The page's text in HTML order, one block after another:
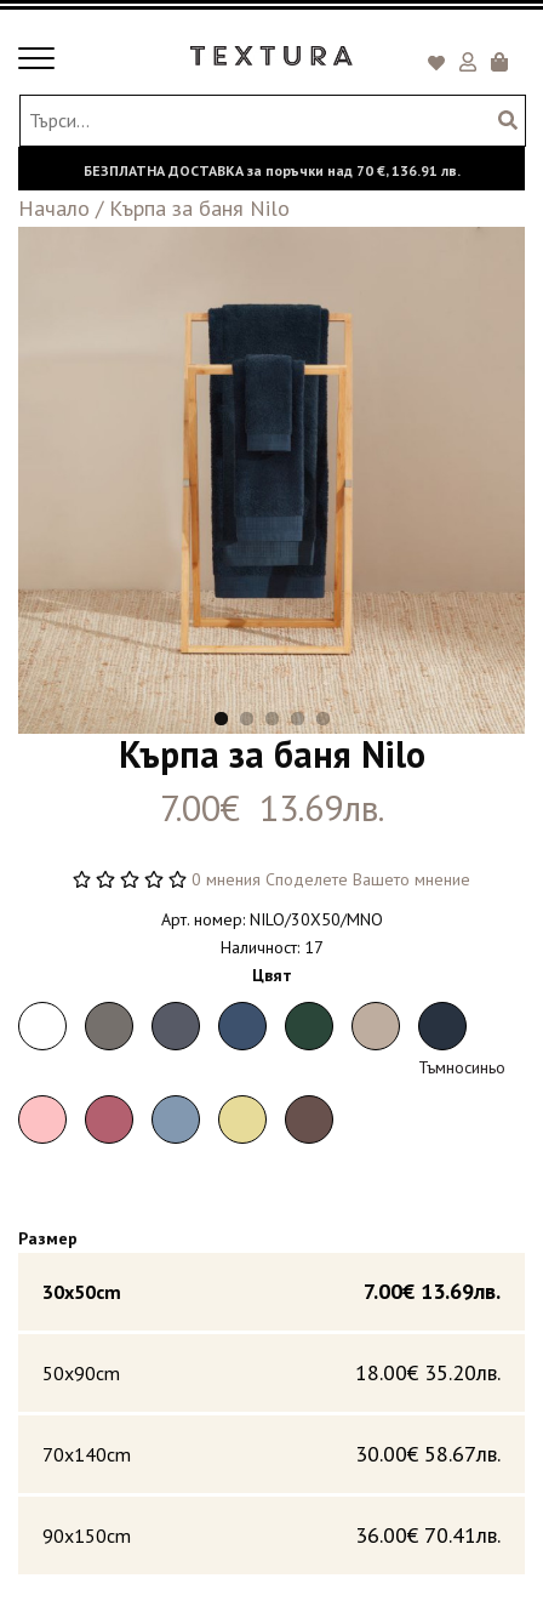
Toggle
БЕЗПЛАТНА ДОСТАВКА за поръчки над 70 €,136.91 лв.
Начало / Кърпа за баня Nilo
Кърпа за баня Nilo
7.00€ 13.69лв.
0 мнения Споделете Вашето мнение
Арт. номер: NILO/30X50/MNO
Наличност: 17
Цвят
Тъмносиньо
Размер
30x50cm 13.69лв.
7.00€
50x90cm 35.20лв.
18.00€
70x140cm 58.67лв.
30.00€
90x150cm 70.41лв.
36.00€